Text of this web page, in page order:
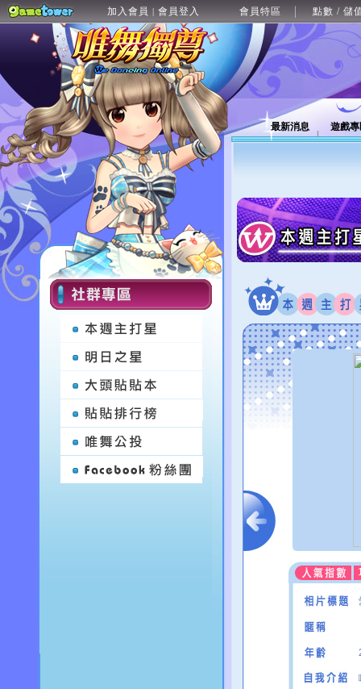
加入會員 | 會員登入 會員特區 點數 / 儲
最新消息 遊戲